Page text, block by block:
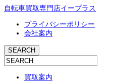
自転車買取専門店イープラス
プライバシーポリシー
会社案内
買取案内